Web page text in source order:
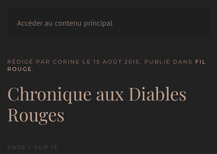
Accéder au contenu principal
LE CERCLE
RÉDIGÉ PAR CORINE LE 15 AOÛT 2015. PUBLIÉ DANS FIL
ROUGE.
Chronique aux Diables
Rouges
PAGE 1 SUR 15